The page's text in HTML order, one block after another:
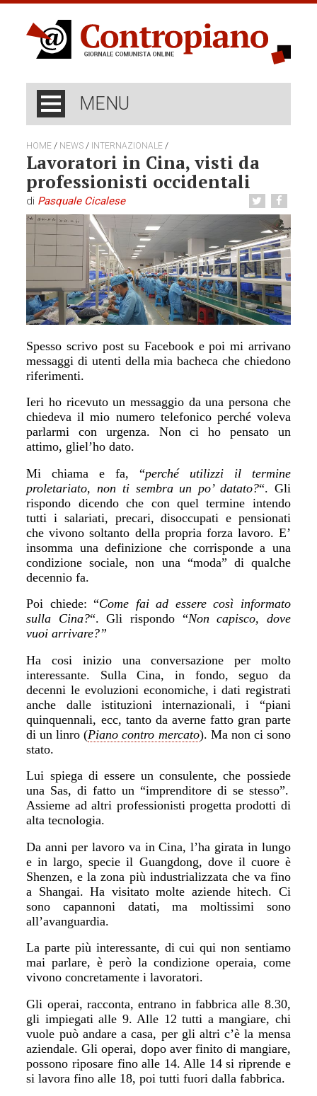
MENU
HOME / NEWS / INTERNAZIONALE /
Lavoratori in Cina, visti da
professionisti occidentali
di Pasquale Cicalese
Spesso scrivo post su Facebook e poi mi arrivano
messaggi di utenti della mia bacheca che chiedono
riferimenti.
Ieri ho ricevuto un messaggio da una persona che
chiedeva il mio numero telefonico perché voleva
parlarmi con urgenza. Non ci ho pensato un
attimo, gliel’ho dato.
Mi chiama e fa, “perché utilizzi il termine
proletariato, non ti sembra un po’ datato?“. Gli
rispondo dicendo che con quel termine intendo
tutti i salariati, precari, disoccupati e pensionati
che vivonosoltanto della propria forza lavoro. E’
insomma una definizione che corrisponde a una
condizione sociale, non una “moda” di qualche
decennio fa.
Poi chiede: “Come fai ad essere così informato
sulla Cina?“. Gli rispondo “Non capisco, dove
vuoi arrivare?”
Ha cosi inizio una conversazione per molto
interessante. Sulla Cina, in fondo, seguo da
decenni le evoluzioni economiche, i dati registrati
anche dalle istituzioniinternazionali, i “piani
quinquennali, ecc, tanto da averne fatto gran parte
di un linro (Piano contro mercato). Ma non ci sono
stato.
Lui spiega di essere un consulente,che possiede
una Sas,di fatto un “imprenditore di se stesso”.
Assieme ad altri professionisti progetta prodotti di
alta tecnologia.
Da anni per lavoro va inCina,l’ha girata in lungo
e in largo, specie il Guangdong, dove il cuore è
Shenzen, ela zona più industrializzata che va fino
a Shangai.Ha visitato molte aziendehitech. Ci
sono capannoni datati, ma moltissimi sono
all’avanguardia.
La parte più interessante, di cui qui non sentiamo
mai parlare, è però la condizione operaia, come
vivono concretamente i lavoratori.
Gli operai,racconta, entrano in fabbrica alle 8.30,
gli impiegati alle 9. Alle 12 tutti a mangiare, chi
vuole puòandare a casa, per gli altri c’è la mensa
aziendale.Gli operai, dopo averfinito di mangiare,
possono riposare fino alle 14. Alle 14 si riprende e
si lavora fino alle 18, poi tutti fuori dalla fabbrica.